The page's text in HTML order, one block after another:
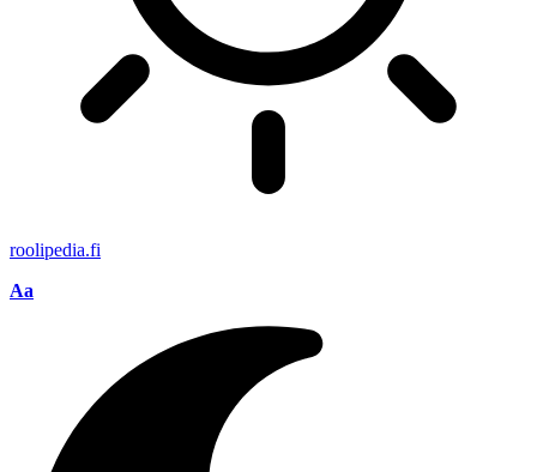
roolipedia.fi
Aa